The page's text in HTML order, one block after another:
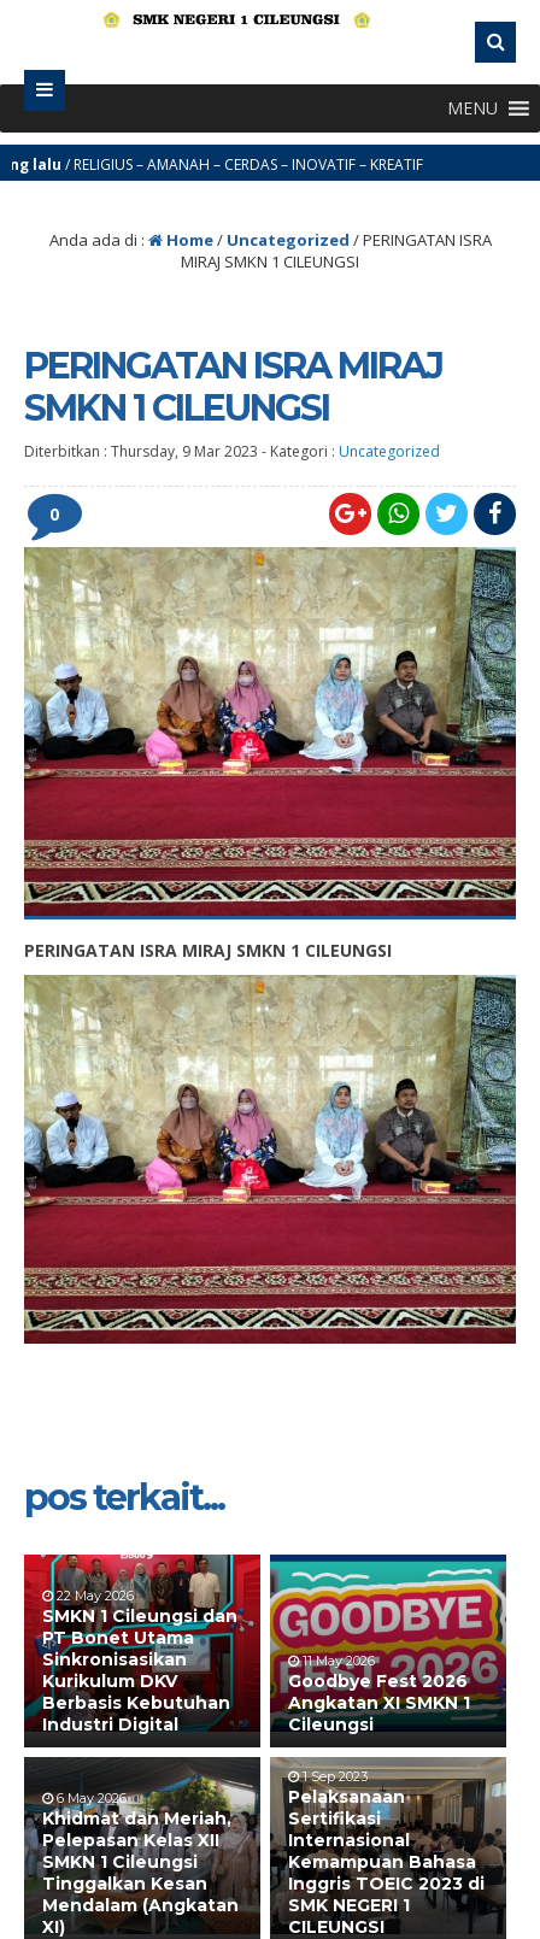
MENU
/ RELIGIUS – AMANAH – CERDAS – INOVATIF – KREATIF
Anda ada di : Home/ Uncategorized /PERINGATAN ISRA
MIRAJ SMKN 1 CILEUNGSI
PERINGATAN ISRA MIRAJ
SMKN 1 CILEUNGSI
Diterbitkan : Thursday, 9 Mar 2023 - Kategori : Uncategorized
0
PERINGATAN ISRA MIRAJ SMKN 1 CILEUNGSI
pos terkait...
22 May 2026
SMKN 1 Cileungsi dan
PT Bonet Utama
Sinkronisasikan
Kurikulum DKV
Berbasis Kebutuhan
Industri Digital
11 May 2026
Goodbye Fest 2026
Angkatan XI SMKN 1
Cileungsi
6 May 2026
Khidmat dan Meriah,
Pelepasan Kelas XII
SMKN 1 Cileungsi
Tinggalkan Kesan
Mendalam (Angkatan
XI)
1 Sep 2023
Pelaksanaan
Sertifikasi
Internasional
Kemampuan Bahasa
Inggris TOEIC 2023 di
SMK NEGERI 1
CILEUNGSI